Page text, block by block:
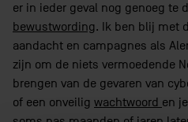
er in ieder geval nog genoeg te
bewustwording. Ik ben blij met
aandacht en campagnes als
zijn om de niets vermoedende
brengen van de gevaren van
of een onveilig wachtwoord en